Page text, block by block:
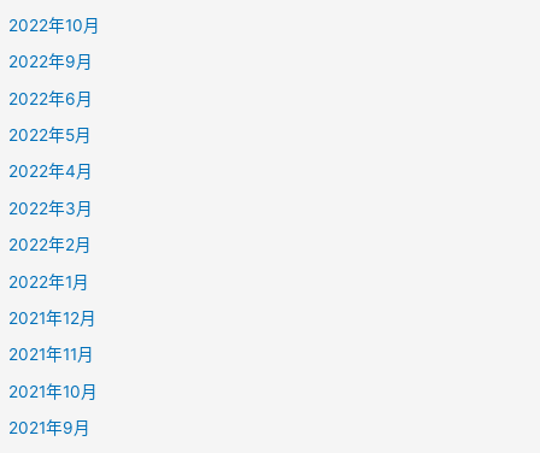
2022年10月
2022年9月
2022年6月
2022年5月
2022年4月
2022年3月
2022年2月
2022年1月
2021年12月
2021年11月
2021年10月
2021年9月